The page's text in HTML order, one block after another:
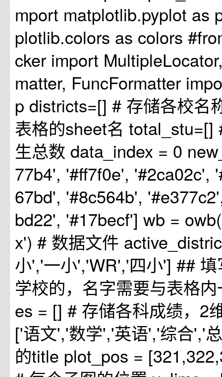
mport matplotlib.pyplot as
plotlib.colors as colors
cker import
matter, FuncFormatter
p districts=[] # 存储各校名
表格的sheet名 total_stu=[]
生总数 data_index = 0
77b4', '#ff7f0e', '#2ca02c',
67bd', '#8c564b',
bd22', '#17becf'] wb =
x') # 数据文件
小','一小','WR','四小'] ##
学校的，名字需要与表格
es = [] # 存储各科成绩，2
['语文','数学','英语','综合','
的title plot_pos =